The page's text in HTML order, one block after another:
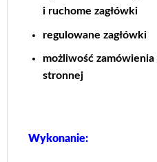
i ruchome zagłówki
regulowane zagłówki
możliwość
stronnej
Wykonanie: